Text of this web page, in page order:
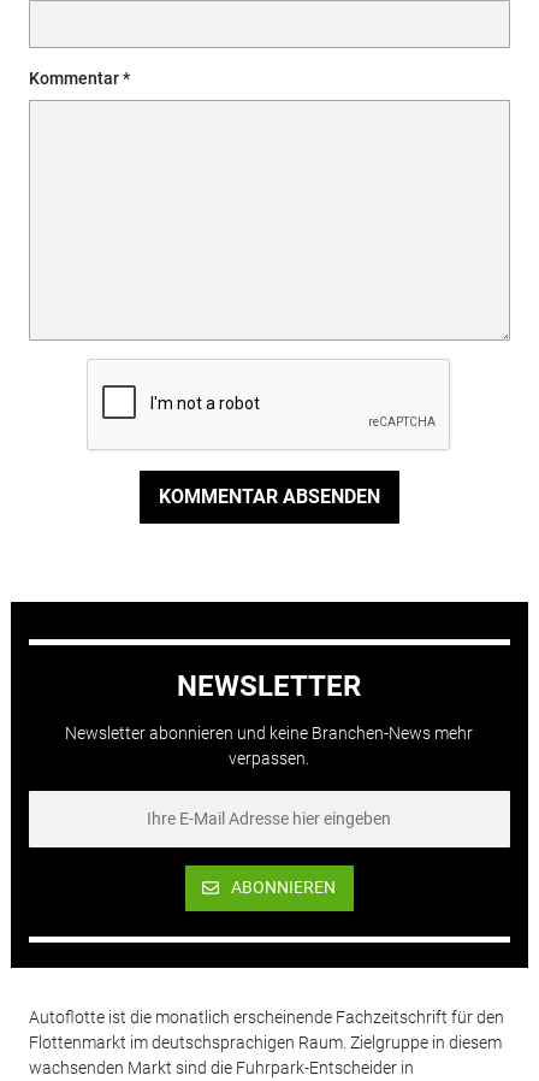
Kommentar
KOMMENTAR ABSENDEN
NEWSLETTER
Newsletter abonnieren und keine Branchen-News mehr
verpassen.
ABONNIEREN
Autoflotte ist die monatlich erscheinende Fachzeitschrift für den
Flottenmarkt im deutschsprachigen Raum. Zielgruppe in diesem
wachsenden Markt sind die Fuhrpark-Entscheider in